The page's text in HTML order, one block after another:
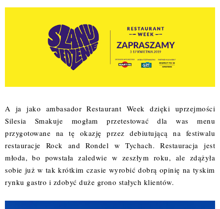
A ja jako ambasador Restaurant Week dzięki uprzejmości
Silesia Smakuje mogłam przetestować dla was menu
przygotowane na tę okazję przez debiutującą na festiwalu
restauracje Rock and Rondel w Tychach. Restauracja jest
młoda, bo powstała zaledwie w zeszłym roku, ale zdążyła
sobie już w tak krótkim czasie wyrobić dobrą opinię na tyskim
rynku gastro i zdobyć duże grono stałych klientów.